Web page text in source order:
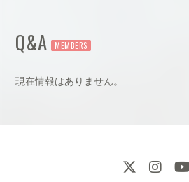
Q&A
現在情報はありません。